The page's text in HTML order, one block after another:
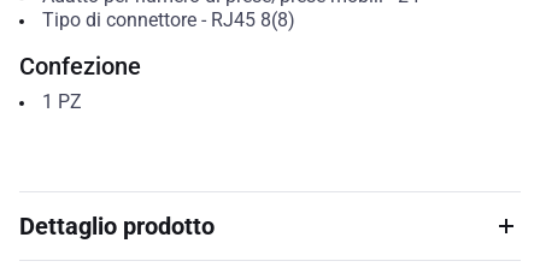
Tipo di connettore- RJ45 8(8)
Confezione
1 PZ
Dettaglio prodotto